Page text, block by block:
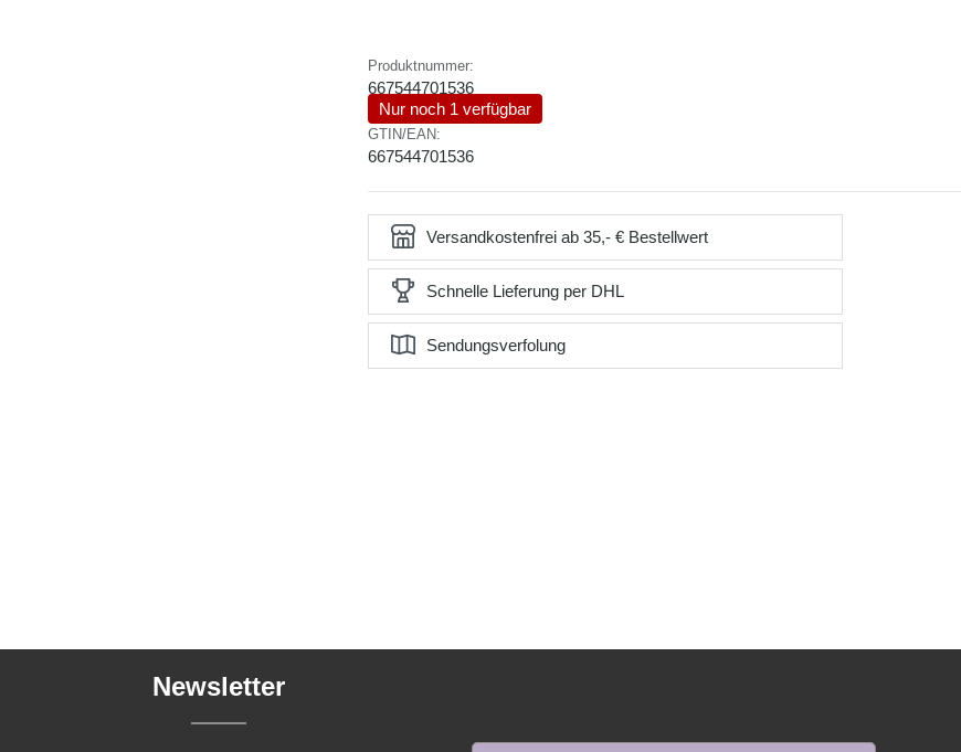
Produktnummer:
667544701536
Nur noch 1 verfügbar
GTIN/EAN:
667544701536
Versandkostenfrei ab 35,- € Bestellwert
Schnelle Lieferung per DHL
Sendungsverfolung
Newsletter